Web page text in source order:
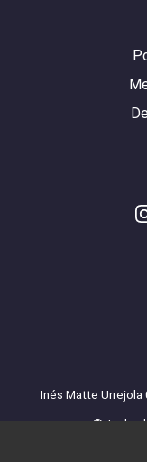
Inés Matte Urrejola
© Todos